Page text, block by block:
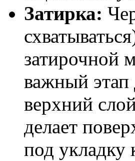
Затирка:
затирочной
важный этап
верхний
делает
под укладку